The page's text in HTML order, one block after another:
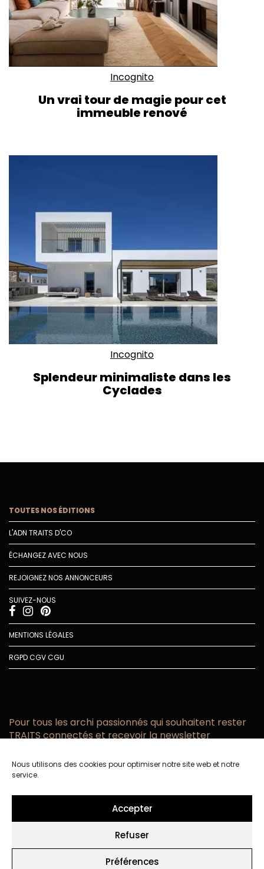
Nous utilisons des cookies pour optimiser notre site web et notre
service.
Accepter
Refuser
Préférences
Incognito
Un vrai tour de magie pour cet
immeuble renové
Incognito
Splendeur minimaliste dans les
Cyclades
TOUTES NOS ÉDITIONS
L'ADN TRAITS D'CO
ÉCHANGEZ AVEC NOUS
REJOIGNEZ NOS ANNONCEURS
SUIVEZ-NOUS
MENTIONS LÉGALES
RGPDCGVCGU
Pour tous les archi passionnés qui souhaitent rester
TRAITS connectés et recevoir la newsletter
email
confidentialité.